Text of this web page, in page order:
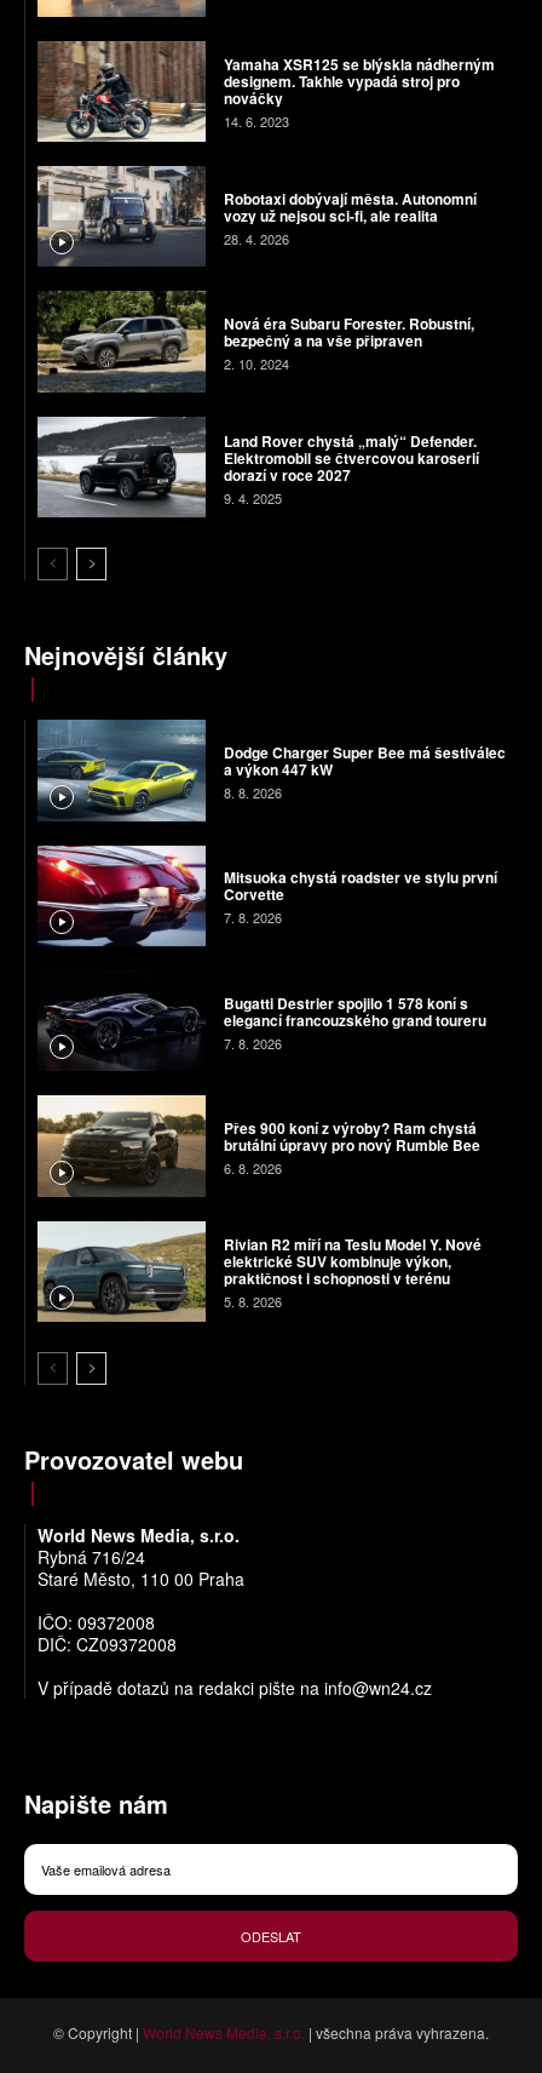
Yamaha XSR125 se blýskla nádherným
designem. Takhle vypadá stroj pro
nováčky
14. 6. 2023
Robotaxi dobývají města. Autonomní
vozy už nejsou sci-fi, ale realita
28. 4. 2026
Nová éra Subaru Forester. Robustní,
bezpečný a na vše připraven
2. 10. 2024
Land Rover chystá „malý“ Defender.
Elektromobil se čtvercovou karoserií
dorazí v roce 2027
9. 4. 2025
Nejnovější články
Dodge Charger Super Bee má šestiválec
a výkon 447 kW
8. 8. 2026
Mitsuoka chystá roadster ve stylu první
Corvette
7. 8. 2026
Bugatti Destrier spojilo 1 578 koní s
elegancí francouzského grand toureru
7. 8. 2026
Přes 900 koní z výroby? Ram chystá
brutální úpravy pro nový Rumble Bee
6. 8. 2026
Rivian R2 míří na Teslu Model Y. Nové
elektrické SUV kombinuje výkon,
praktičnost i schopnosti v terénu
5. 8. 2026
Provozovatel webu
World News Media, s.r.o.
Rybná 716/24
Staré Město, 110 00 Praha
IČO: 09372008
DIČ: CZ09372008
V případě dotazů na redakci pište na info@wn24.cz
Napište nám
ODESLAT
© Copyright | World News Media, s.r.o. | všechna práva vyhrazena.